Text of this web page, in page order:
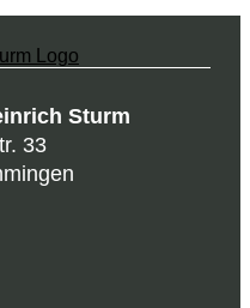
Sturm
33